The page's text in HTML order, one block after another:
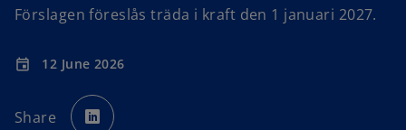
Förslagen föreslås träda i kraft den 1 januari 2027.
event 12 June 2026
Share p
e